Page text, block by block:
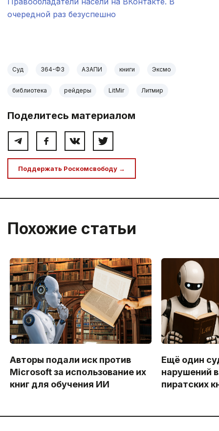
очередной раз безуспешно
Суд 364-ФЗ АЗАПИ книги Эксмо
библиотека рейдеры LitMir Литмир
Поделитесь материалом
Поддержать Роскомсвободу →
Похожие статьи
Авторы подали иск против
Microsoft за использование их
книг для обучения ИИ
Ещё один
нарушений
пиратских